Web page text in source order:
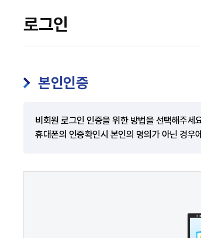
로그인
본인인증
비회원 로그인 인증을 위한 방법을 선택해주세
휴대폰의 인증확인시 본인의 명의가 아닌 경우